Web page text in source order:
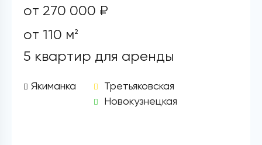
от 270 000 ₽
от 110 м2
5 квартир для аренды
Якиманка
Третьяковская
Новокузнецкая